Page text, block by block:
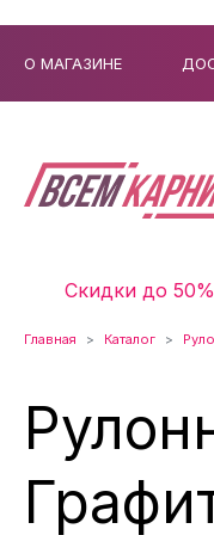
О МАГАЗИНЕ
Скидки до 50%
Главная Каталог